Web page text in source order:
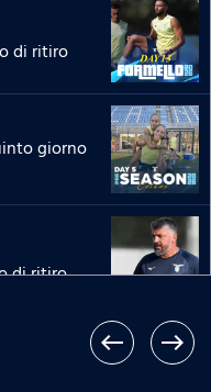
di ritiro
giorno
di ritiro
west east